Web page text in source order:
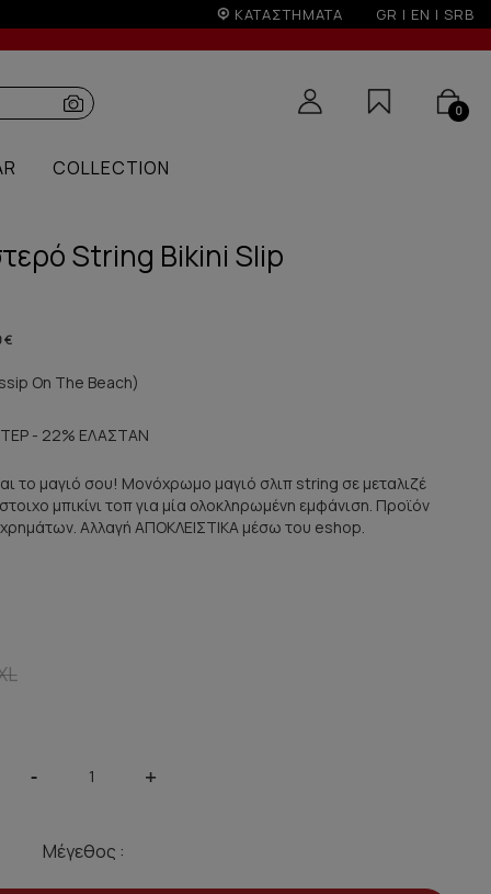
ΚΑΤΑΣΤΗΜΑΤΑ GR | EN | SRB
0
COLLECTION
String Bikini Slip
€
On The Beach)
- 22% ΕΛΑΣΤΑΝ
το μαγιό σου! Μονόχρωμο μαγιό σλιπ string σε μεταλιζέ
μπικίνι τοπ για μία ολοκληρωμένη εμφάνιση. Προϊόν
χρημάτων. Αλλαγή ΑΠΟΚΛΕΙΣΤΙΚΑ μέσω του eshop.
- +
Μέγεθος :